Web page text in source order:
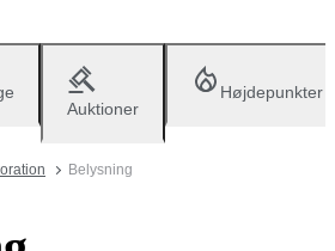
Auktioner
Højdepunkter
Belysning